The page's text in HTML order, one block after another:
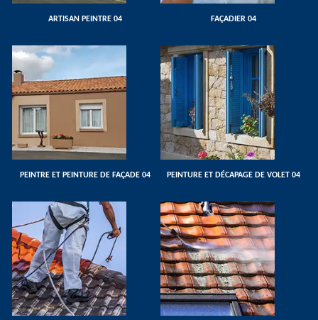
ARTISAN PEINTRE 04 FAÇADIER 04
PEINTRE ET PEINTURE DE FAÇADE 04 PEINTURE ET DÉCAPAGE DE VOLET 04